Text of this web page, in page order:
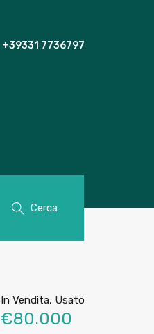
+39331 7736797
Cerca
In Vendita, Usato
€80.000